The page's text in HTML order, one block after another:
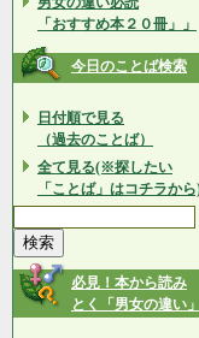
「おすすめ本２０冊」」
今日のことば検索
日付順で見る
（過去のことば）
全て見る(※探したい
「ことば」はコチラか
必見！本から読み
とく「男女の違い」